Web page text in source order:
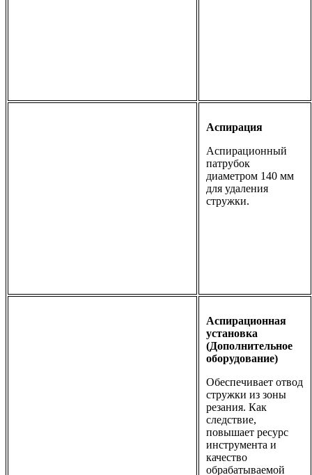
Аспирация
Аспирационный
патрубок
диаметром 140 мм
для удаления
стружки.
Аспирационная
установка
(Дополнительное
оборудование)
Обеспечивает отвод
стружки из зоны
резания. Как
следствие,
повышает ресурс
инструмента и
качество
обрабатываемой